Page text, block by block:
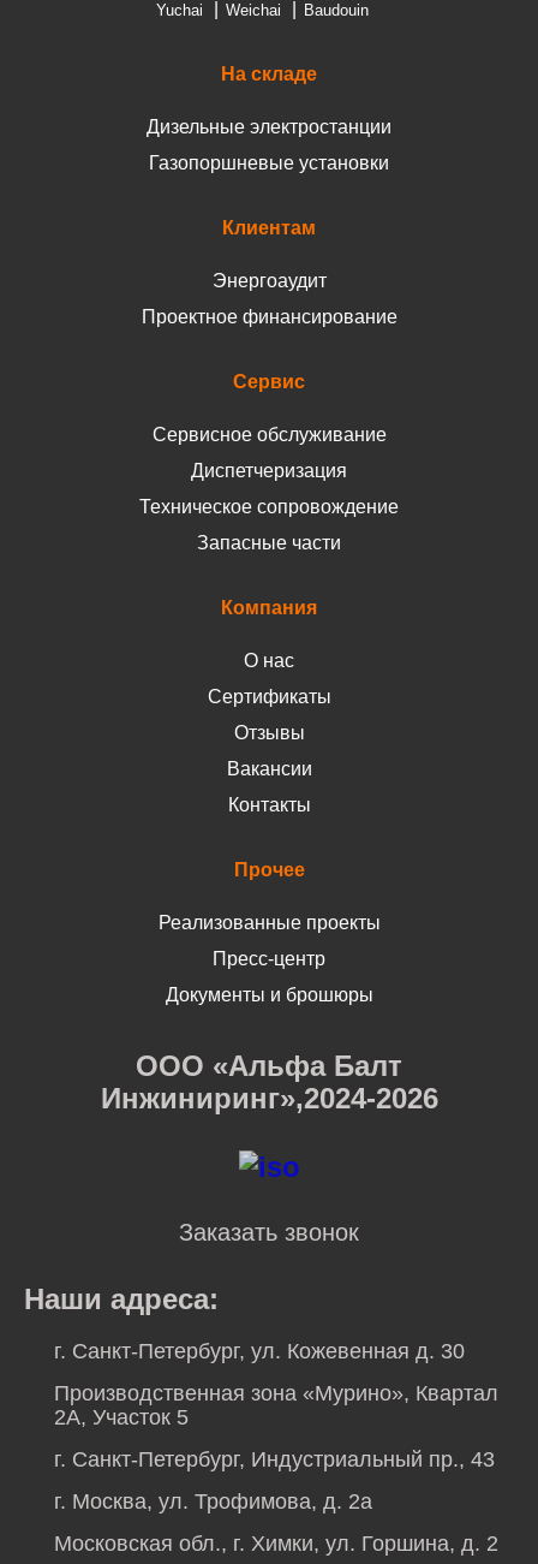
Yuchai
Weichai Baudouin
На складе
Дизельные электростанции
Газопоршневые установки
Клиентам
Энергоаудит
Проектное финансирование
Сервис
Сервисное обслуживание
Диспетчеризация
Техническое сопровождение
Запасные части
Компания
О нас
Сертификаты
Отзывы
Вакансии
Контакты
Прочее
Реализованные проекты
Пресс-центр
Документы и брошюры
ООО «Альфа Балт
Инжиниринг»,2024-2026
Заказать звонок
Наши адреса:
г. Санкт-Петербург, ул. Кожевенная д. 30
Производственная зона «Мурино», Квартал
2А, Участок 5
г. Санкт-Петербург, Индустриальный пр., 43
г. Москва, ул. Трофимова, д. 2а
Московская обл., г. Химки, ул. Горшина, д. 2